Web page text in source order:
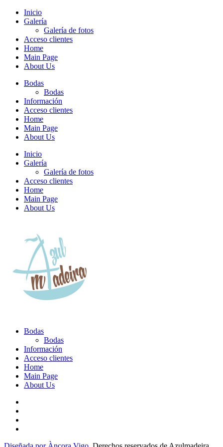
Inicio
Galería
Galería de fotos
Acceso clientes
Home
Main Page
About Us
Bodas
Bodas
Información
Acceso clientes
Home
Main Page
About Us
Inicio
Galería
Galería de fotos
Acceso clientes
Home
Main Page
About Us
Bodas
Bodas
Información
Acceso clientes
Home
Main Page
About Us